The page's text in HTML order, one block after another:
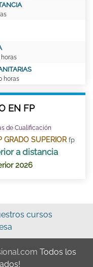
horas
EN FP
de Cualificación
GRADO SUPERIOR fp
a distancia
2026
cursos
Todos los